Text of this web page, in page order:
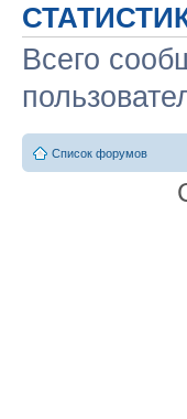
Всего
Список форумов